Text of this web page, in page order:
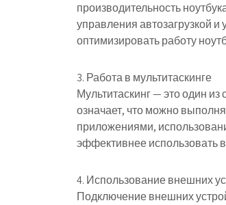
производительность
управления автозагрузкой
оптимизировать работу
3. Работа в мультитаскинге
Мультитаскинг — это один
означает, что можно
приложениями,
эффективнее использовать
4. Использование внешних
Подключение внешних